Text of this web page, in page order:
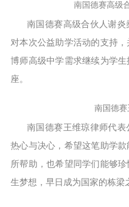
南国德赛高级
南国德赛高级合伙人谢
对本次公益助学活动的支持
博师高级中学需求继续为学
座。
南国德赛
南国德赛王维琼律师代
热心与决心，希望这笔助学
所帮助，也希望同学们能够
生梦想，早日成为国家的栋梁